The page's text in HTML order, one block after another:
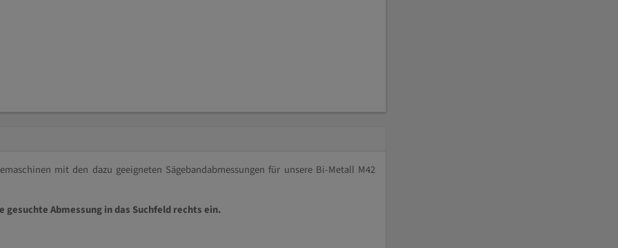
mit den dazu geeigneten Sägebandabmessungen für unsere Bi-Metall M42
Abmessung in das Suchfeld rechts ein.